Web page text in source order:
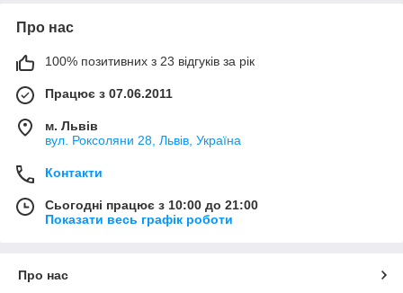
Про нас
100% позитивних з 23 відгуків за рік
Працює з 07.06.2011
м. Львів
вул. Роксоляни 28, Львів, Україна
Контакти
Сьогодні працює з 10:00 до 21:00
Показати весь графік роботи
Про нас